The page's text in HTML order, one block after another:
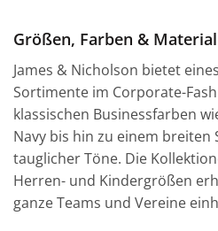
Größen, Farben &
James & Nicholson bietet
Sortimente im Corporate-
klassischen Businessfarben
Navy bis hin zu einem breiten
tauglicher Töne. Die
Herren- und Kindergrößen
ganze Teams und Vereine